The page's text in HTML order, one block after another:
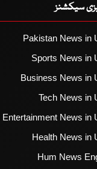
سیکشنز
Pakistan News in
Sports News in
Business News in
Tech News in
Entertainment News in
Health News in
Hum News